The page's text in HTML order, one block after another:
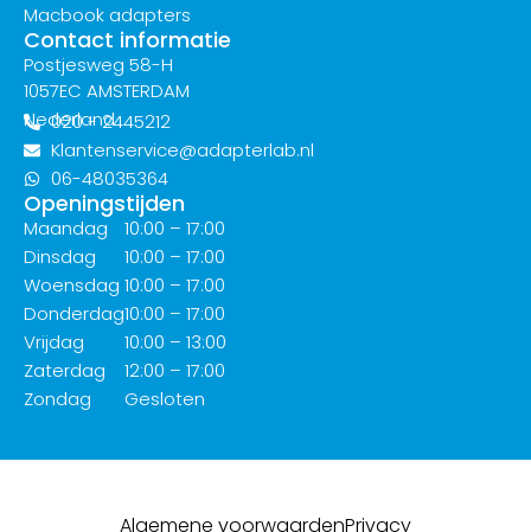
Macbook adapters
Contact informatie
Postjesweg 58-H
1057EC AMSTERDAM
Nederland
020 - 2445212
Klantenservice@adapterlab.nl
06-48035364
Openingstijden
Maandag
Dinsdag
Woensdag
Donderdag
Vrijdag
Zaterdag
Zondag
10:00 – 17:00
10:00 – 17:00
10:00 – 17:00
10:00 – 17:00
10:00 – 13:00
12:00 – 17:00
Gesloten
Algemene voorwaardenPrivacy